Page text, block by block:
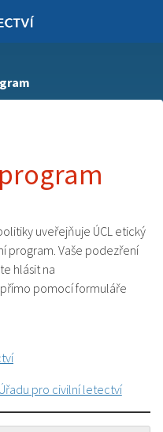
uveřejňuje ÚCL etický
program. Vaše podezření
hlásit na
pomocí formuláře
pro civilní letectví